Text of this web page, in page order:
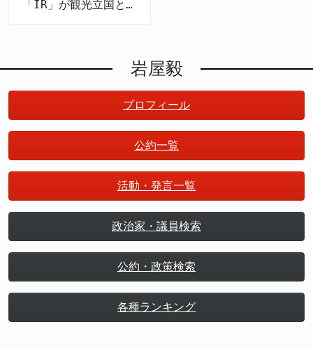
「IR」が観光立国と地
岩屋毅
プロフィール
公約一覧
活動・発言一覧
政治家・議員検索
公約・政策検索
各種ランキング